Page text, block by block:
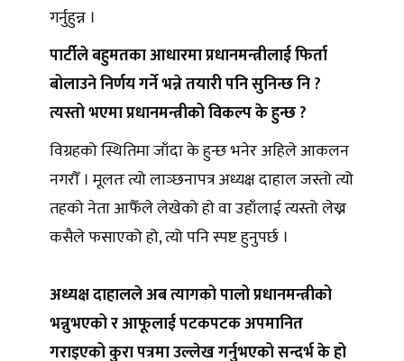
गर्नुहुन्न ।
पार्टीले बहुमतका आधारमा प्रधानमन्त्रीलाई फिर्ता
बोलाउने निर्णय गर्ने भन्ने तयारी पनि सुनिन्छ नि ?
त्यस्तो भएमा प्रधानमन्त्रीको विकल्प के हुन्छ ?
विग्रहको स्थितिमा जाँदा के हुन्छ भनेर अहिले आकलन
नगरौँ । मूलतः त्यो लाञ्छनापत्र अध्यक्ष दाहाल जस्तो त्यो
तहको नेता आफैँले लेखेको हो वा उहाँलाई त्यस्तो लेख्न
कसैले फसाएको हो, त्यो पनि स्पष्ट हुनुपर्छ ।
अध्यक्ष दाहालले अब त्यागको पालो प्रधानमन्त्रीको
भन्नुभएको र आफूलाई पटकपटक अपमानित
गराइएको कुरा पत्रमा उल्लेख गर्नुभएको सन्दर्भ के हो